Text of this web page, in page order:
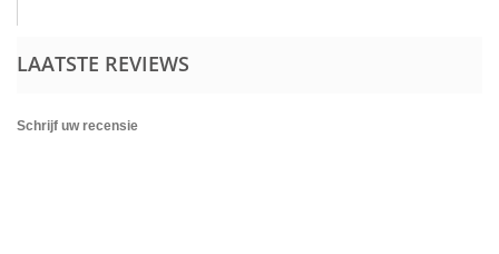
LAATSTE REVIEWS
Schrijf uw recensie